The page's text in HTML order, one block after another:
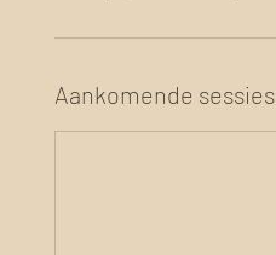
Aankomende sessies